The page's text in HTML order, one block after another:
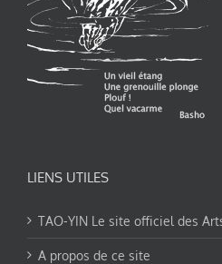
LIENS UTILES
TAO-YIN Le site officiel des
A propos de ce site